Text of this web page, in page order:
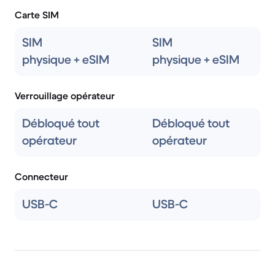
Carte SIM
SIM
physique + eSIM
SIM
physique + eSIM
Verrouillage opérateur
Débloqué tout
opérateur
Débloqué tout
opérateur
Connecteur
USB-C USB-C